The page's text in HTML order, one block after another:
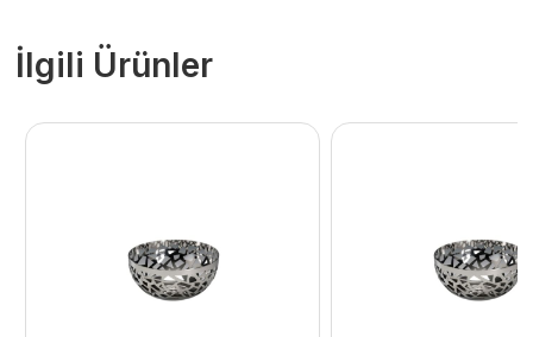
İlgili Ürünler